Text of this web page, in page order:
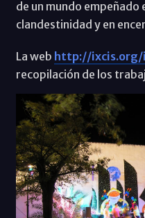
de un mundo empeñado
clandestinidad y en
La web http://ixcis.org/
recopilación de los